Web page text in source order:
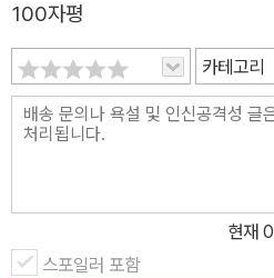
100자평
카테고리
현재 0
스포일러 포함